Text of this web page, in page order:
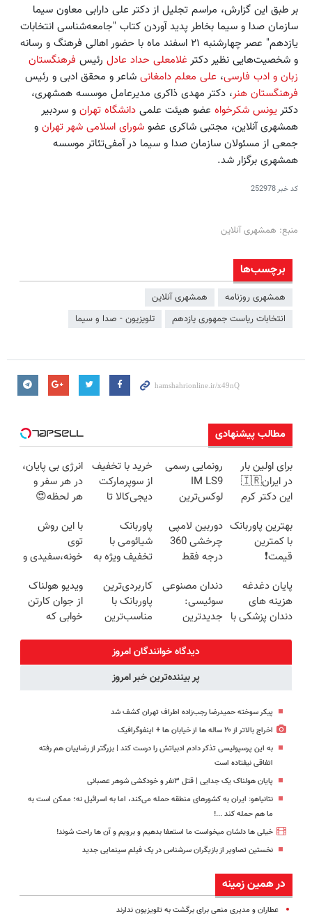
بر طبق این گزارش، مراسم تجلیل از دکتر علی دارابی معاون سیما
سازمان صدا و سیما بخاطر پدید آوردن کتاب "جامعه‌شناسی انتخابات
یازدهم" عصر چهارشنبه ۲۱ اسفند ماه با حضور اهالی فرهنگ و رسانه
و شخصیت‌هایی نظیر دکتر غلامعلی حداد عادل رئیس فرهنگستان
زبان و ادب فارسی، علی معلم دامغانی شاعر و محقق ادبی و رئیس
فرهنگستان هنر، دکتر مهدی ذاکری مدیرعامل موسسه همشهری،
دکتر یونس شکرخواه عضو هیئت علمی دانشگاه تهران و سردبیر
همشهری آنلاین، مجتبی شاکری عضو شورای اسلامی شهر تهران و
جمعی از مسئولان سازمان صدا و سیما در آمفی‌تئاتر موسسه
همشهری برگزار شد.
کد خبر252978
منبع: همشهری آنلاین
برچسب‌ها
همشهری روزنامه
همشهری آنلاین
انتخابات ریاست جمهوری یازدهم
تلویزیون - صدا و سیما
مطالب پیشنهادی
برای اولین بار
در ایران🇮🇷
این دکتر کرم
روزه ساخت!
رونمایی رسمی
IM LS9
لوکس‌ترین
خرید با تخفیف
از سوپرمارکت
دیجی‌کالا تا
انرژی بی پایان،
در هر سفر و
هر لحظه😍
شیائومی با
تخفیف ویژه🔥
بهترین پاوربانک
با کمترین
قیمت❗
دوربین لامپی
چرخشی 360
درجه فقط
🔥 پرداخت
درب منزل
پاوربانک
شیائومی با
تخفیف ویژه به
با این روش
توی
خونه،سفیدی و
برگردون
(40%off)
پایان دغدغه
هزینه های
دندان پزشکی با
دندان مصنوعی
سوئیسی:
جدیدترین
سبک و مقاوم |
پرداخت قسطی
کاربردی‌ترین
پاوربانک با
مناسب‌ترین
ویدیو هولناک
از جوان کارتن
خوابی که
دیدگاه خوانندگان امروز
پر بیننده‌ترین خبر امروز
پیکر سوخته حمیدرضا رجب‌زاده اطراف تهران کشف شد
اخراج بالاتر از ۲۰ ساله ها از خیابان ها + اینفوگرافیک
به این پرسپولیسی تذکر دادم ادبیاتش را درست کند | بزرگتر از رضاییان هم رفته
اتفاقی نیفتاده است
پایان هولناک یک جدایی | قتل ۳نفر و خودکشی شوهر عصبانی
نتانیاهو: ایران به کشورهای منطقه حمله می‌کند، اما به اسرائیل نه؛ ممکن است به
ما هم حمله کند ...!
خیلی ها دلشان میخواست ما استعفا بدهیم و برویم و آن ها راحت شوند!
نخستین تصاویر از بازیگران سرشناس در یک فیلم سینمایی جدید
در همین زمینه
عطاران و مدیری منعی برای برگشت به تلویزیون ندارند